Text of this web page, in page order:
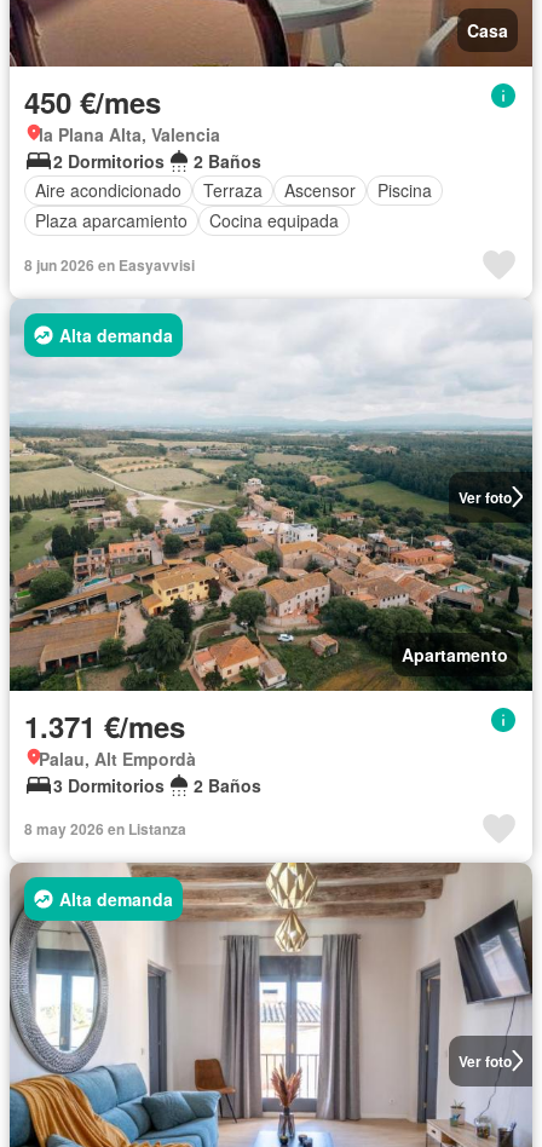
Casa
450 €/mes
la Plana Alta, Valencia
2 Dormitorios
2 Baños
Aire acondicionado
Terraza Ascensor
Piscina
Plaza aparcamiento
Cocina equipada
8 jun 2026 en Easyavvisi
Ver foto
Alta demanda
Apartamento
1.371 €/mes
Palau, Alt Empordà
3 Dormitorios
2 Baños
8 may 2026 en Listanza
Ver foto
Alta demanda